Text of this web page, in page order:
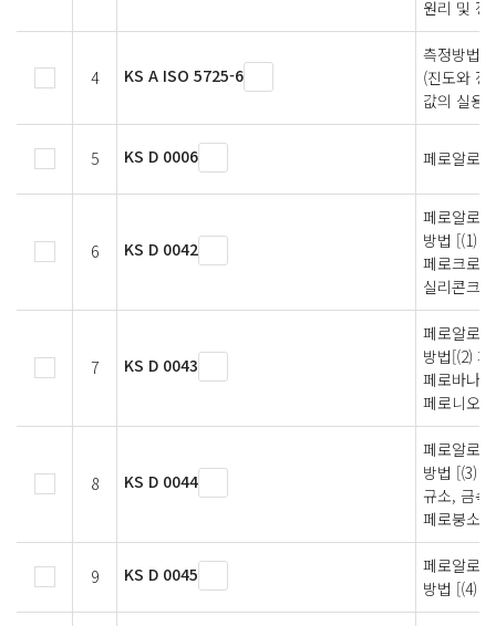
원리 및 정
4 KS A ISO 5725-6
측정방법
(진도와
값의 실용
5 KS D 0006 페로알로
6 KS D 0042
페로알로
방법 [(1)
페로크로
실리콘크
7 KS D 0043
페로알로
방법[(2)
페로바나
페로니오
8 KS D 0044
페로알로
방법 [(3)
규소, 금속
페로붕소]
9 KS D 0045
페로알로
방법 [(4)